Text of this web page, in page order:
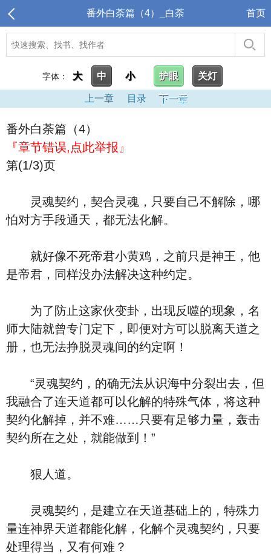
番外白荼篇（4）_白荼 首页
字体： 大 中 小 护眼 关灯
上一章 目录 下一章
番外白荼篇（4）
『章节错误,点此举报』
第(1/3)页
灵魂契约，契合灵魂，只要自己不解除，哪
怕对方手段通天，都无法化解。
就好像不死帝君小黄鸡，之前只是神王，他
是帝君，同样没办法解决这种约定。
为了防止这家伙变卦，出现反噬的现象，名
师大陆就曾专门定下，即便对方可以脱离天道之
册，也无法挣脱灵魂间的约定啊！
“灵魂契约，的确无法从识海中分裂出去，但
我融合了连天道都可以化解的特殊气体，将这种
契约化解掉，并不难……只要有足够力量，轰击
契约所在之处，就能做到！”
狠人道。
灵魂契约，是建立在天道基础上的，特殊力
量连神界天道都能化解，化解个灵魂契约，只要
处理得当，又有何难？